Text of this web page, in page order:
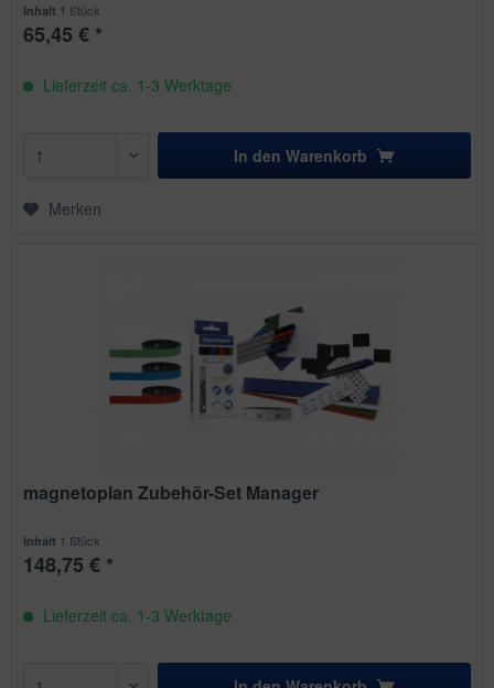
Inhalt 1 Stück
65,45 € *
Lieferzeit ca. 1-3 Werktage
In den Warenkorb
Merken
magnetoplan Zubehör-Set Manager
Inhalt 1 Stück
148,75 € *
Lieferzeit ca. 1-3 Werktage